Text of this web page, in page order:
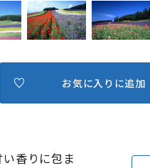
香りに包ま
お気に入りに追加